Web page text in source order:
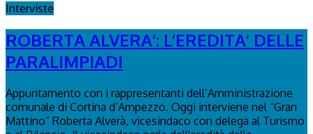
Interviste
ROBERTA ALVERA’: L’EREDITA’ DELLE
PARALIMPIADI
Appuntamento con i rappresentanti dell’Amministrazione
comunale di Cortina d’Ampezzo. Oggi interviene nel “Gran
Mattino” Roberta Alverà, vicesindaco con delega al Turismo